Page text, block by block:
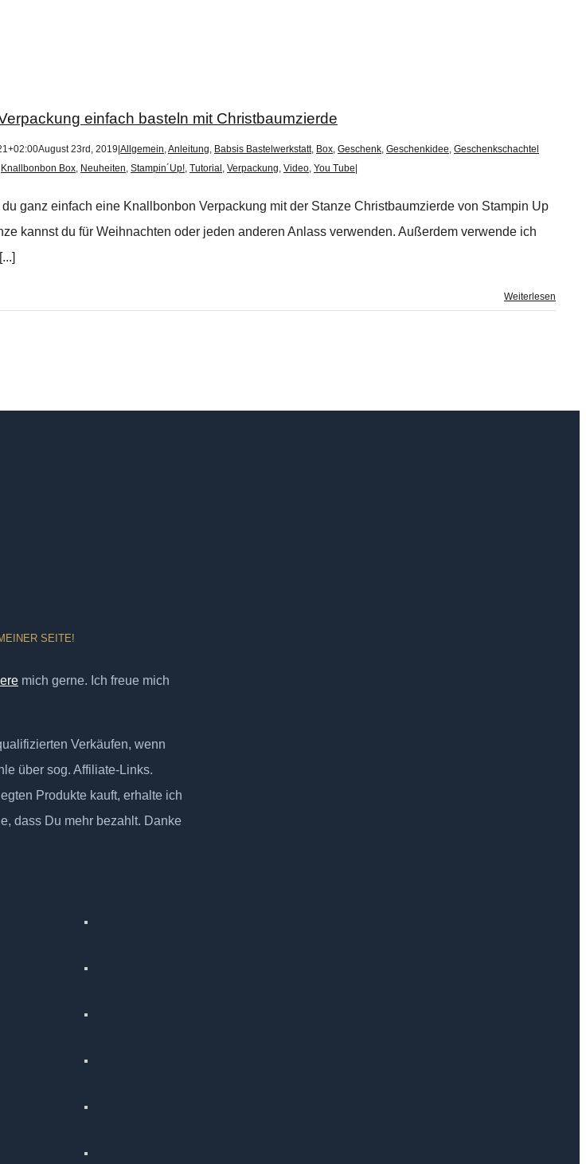
einfach basteln mit Christbaumzierde
August 23rd, 2019 Allgemein,Anleitung, Babsis Bastelwerkstatt, Box, Geschenk, Geschenkidee, Geschenkschachtel
Knallbonbon Box, Neuheiten, Stampin´Up!, Tutorial , Verpackung, Video, You Tube
ganz einfach eine Knallbonbon Verpackung mit der Stanze Christbaumzierde von Stampin Up
kannst du für Weihnachten oder jeden anderen Anlass verwenden. Außerdem verwende ich
Weiterlesen
SEITE!
mich gerne. Ich freue mich
Verkäufen, wenn
über sog. Affiliate-Links.
Produkte kauft, erhalte ich
dass Du mehr bezahlt. Danke